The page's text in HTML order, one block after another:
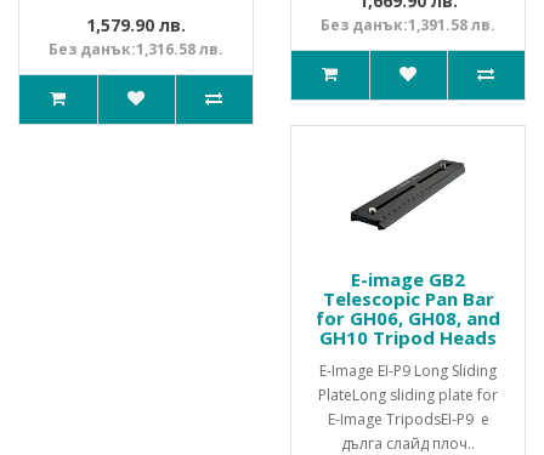
1,579.90 лв.
Без данък:1,316.58 лв.
Без данък:1,391.58 лв.
E-image GB2
Telescopic Pan Bar
for GH06, GH08, and
GH10 Tripod Heads
E-Image EI-P9 Long Sliding
PlateLong sliding plate for
E-Image TripodsEI-P9 е
дълга слайд плоч..